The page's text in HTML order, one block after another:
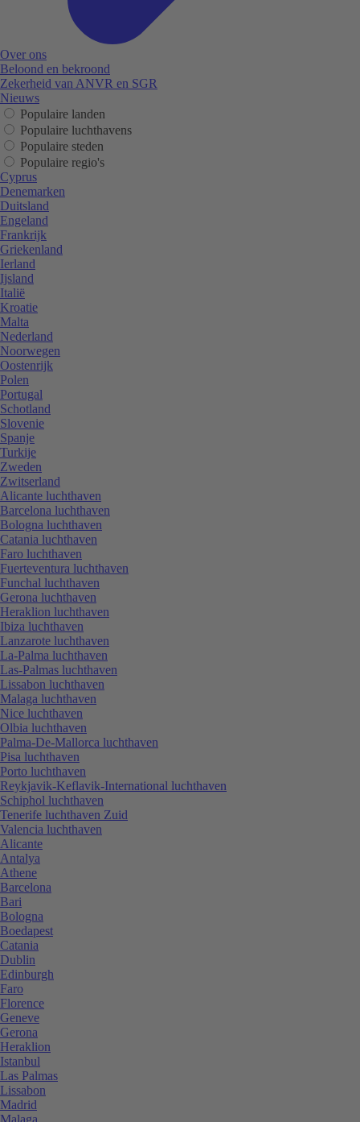
Over ons
Beloond en bekroond
Zekerheid van ANVR en SGR
Nieuws
Populaire landen
Populaire luchthavens
Populaire steden
Populaire regio's
Cyprus
Denemarken
Duitsland
Engeland
Frankrijk
Griekenland
Ierland
Ijsland
Italië
Kroatie
Malta
Nederland
Noorwegen
Oostenrijk
Polen
Portugal
Schotland
Slovenie
Spanje
Turkije
Zweden
Zwitserland
Alicante luchthaven
Barcelona luchthaven
Bologna luchthaven
Catania luchthaven
Faro luchthaven
Fuerteventura luchthaven
Funchal luchthaven
Gerona luchthaven
Heraklion luchthaven
Ibiza luchthaven
Lanzarote luchthaven
La-Palma luchthaven
Las-Palmas luchthaven
Lissabon luchthaven
Malaga luchthaven
Nice luchthaven
Olbia luchthaven
Palma-De-Mallorca luchthaven
Pisa luchthaven
Porto luchthaven
Reykjavik-Keflavik-International luchthaven
Schiphol luchthaven
Tenerife luchthaven Zuid
Valencia luchthaven
Alicante
Antalya
Athene
Barcelona
Bari
Bologna
Boedapest
Catania
Dublin
Edinburgh
Faro
Florence
Geneve
Gerona
Heraklion
Istanbul
Las Palmas
Lissabon
Madrid
Malaga